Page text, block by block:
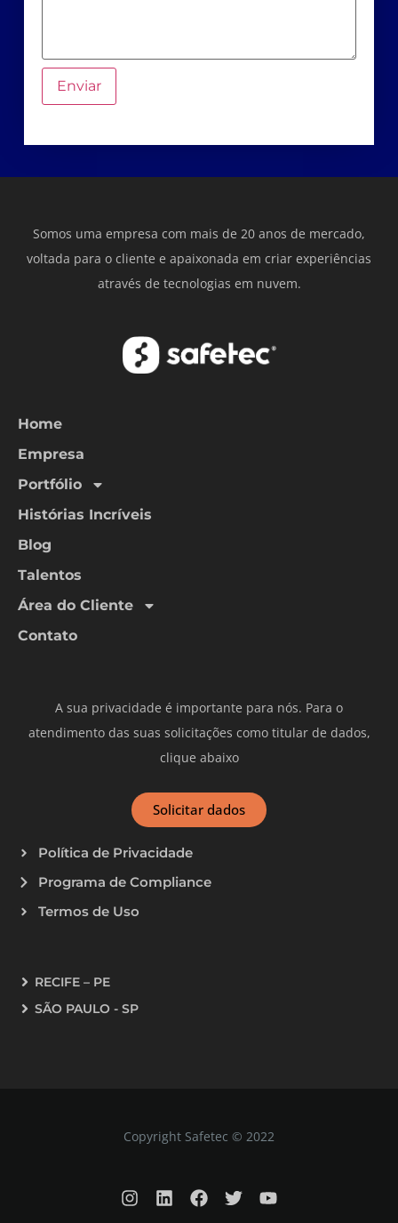
Somos uma empresa com mais de 20 anos de mercado,
voltada para o cliente e apaixonada em criar experiências
através de tecnologias em nuvem.
Home
Empresa
Portfólio
Histórias Incríveis
Blog
Talentos
Área do Cliente
Contato
A sua privacidade é importante para nós. Para o
atendimento das suas solicitações como titular de dados,
clique abaixo
Solicitar dados
Política de Privacidade
Programa de Compliance
Termos de Uso
RECIFE – PE
SÃO PAULO - SP
Copyright Safetec © 2022